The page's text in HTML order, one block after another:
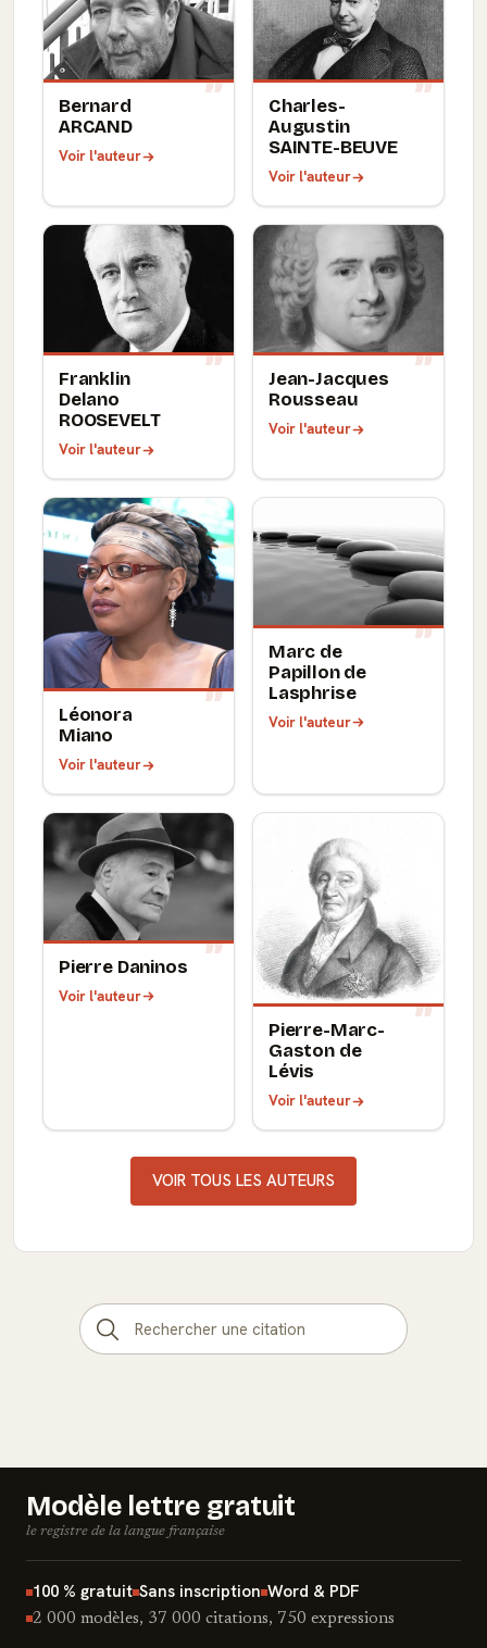
Bernard
ARCAND
Voir l'auteur
Charles-
Augustin
SAINTE-BEUVE
Voir l'auteur
Franklin
Delano
ROOSEVELT
Voir l'auteur
Jean-Jacques
Rousseau
Voir l'auteur
Léonora
Miano
Voir l'auteur
Marc de
Papillon de
Lasphrise
Voir l'auteur
Pierre Daninos
Voir l'auteur
Pierre-Marc-
Gaston de
Lévis
Voir l'auteur
VOIR TOUS LES AUTEURS
Modèle lettre gratuit
le registre de la langue française
100 % gratuit Sans inscription Word & PDF
2 000 modèles, 37 000 citations, 750 expressions